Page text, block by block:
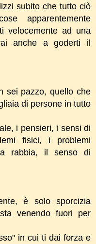
subito che tutto ciò
apparentemente
velocemente ad una
anche a goderti il
sei pazzo, quello che
di persone in tutto
i pensieri, i sensi di
fisici, i problemi
rabbia, il senso di
è solo sporcizia
venendo fuori per
in cui ti dai forza e